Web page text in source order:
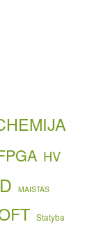
HV
MAISTAS
Statyba